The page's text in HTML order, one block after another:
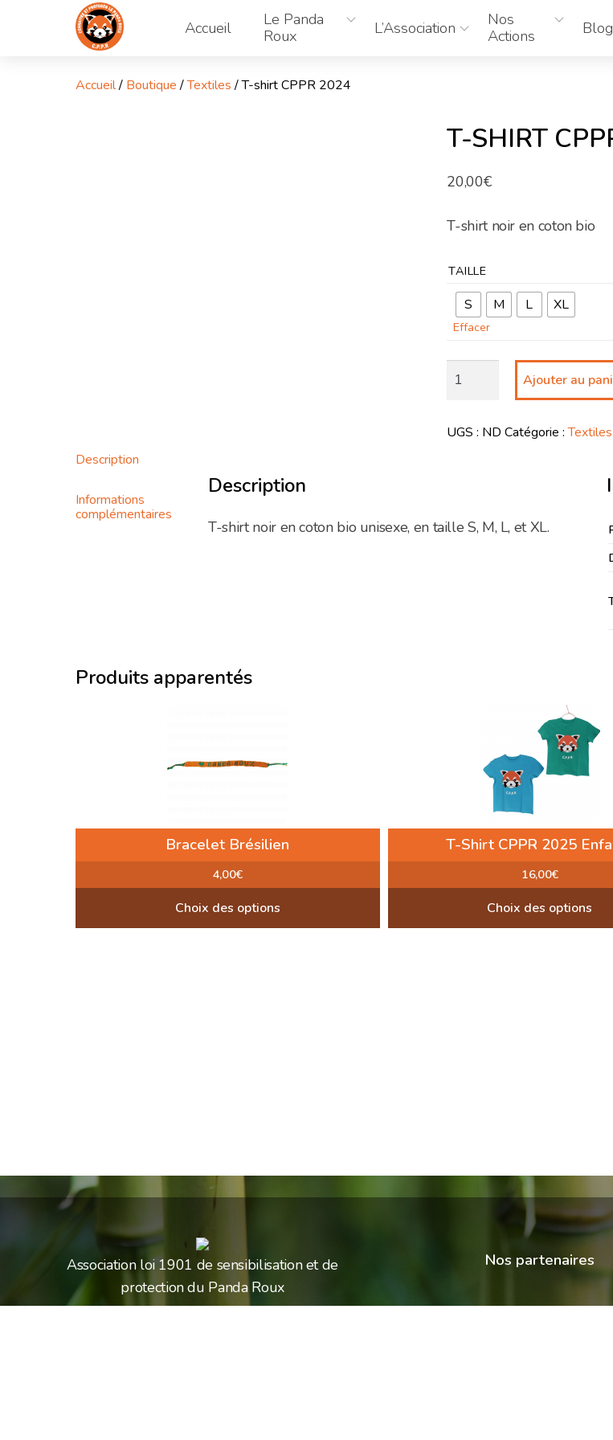
Accueil
Le Panda
Roux
L’Association
Nos
Actions
Blog
Accueil/ Boutique/Textiles/ T-shirt CPPR 2024
T-SHIRT
20,00€
T-shirt noir en coton bio
TAILLE
S M L XL
Effacer
quantité de T-shirt CPPR
Ajouter au
UGS : ND Catégorie :Textiles
Description
Informations
complémentaires
Description
T-shirt noir en coton bio unisexe, en taille S, M, L, et XL.
Produits apparentés
Bracelet Brésilien
4,00€
Choix des options
T-Shirt CPPR 2025
16,00€
Choix des options
Association loi 1901 de sensibilisation et de
protection du Panda Roux
Nos partenaires